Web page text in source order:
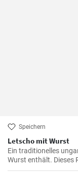
Speichern
Letscho mit Wurst
Ein traditionelles
Wurst enthält. Dieses
oder Abendessen.